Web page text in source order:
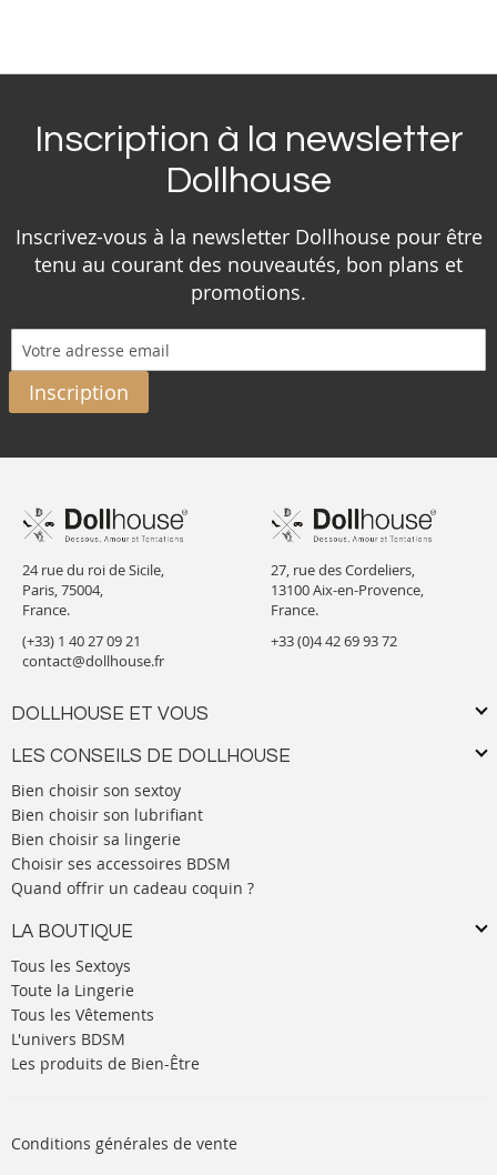
Inscription à la newsletter
Dollhouse
Inscrivez-vous à la newsletter Dollhouse pour être
tenu au courant des nouveautés, bon plans et
promotions.
Inscription
24 rue du roi de Sicile,
Paris, 75004,
France.
(+33) 1 40 27 09 21
contact@dollhouse.fr
DOLLHOUSE ET VOUS
LES CONSEILS DE DOLLHOUSE
Bien choisir son sextoy
Bien choisir son lubrifiant
Bien choisir sa lingerie
Choisir ses accessoires BDSM
Quand offrir un cadeau coquin ?
LA BOUTIQUE
Tous les Sextoys
Toute la Lingerie
Tous les Vêtements
L'univers BDSM
Les produits de Bien-Être
27, rue des Cordeliers,
13100 Aix-en-Provence,
France.
+33 (0)4 42 69 93 72
Conditions générales de vente